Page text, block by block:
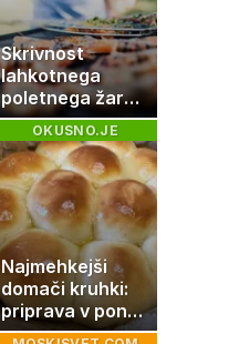
Skrivnost
lahkotnega
poletnega žara,
po katerem ne
boste
potrebovali
popoldanskega
spanca
OKUSNO.JE
Najmehkejši
domači kruhki:
priprava v ponvi
je trik za popoln